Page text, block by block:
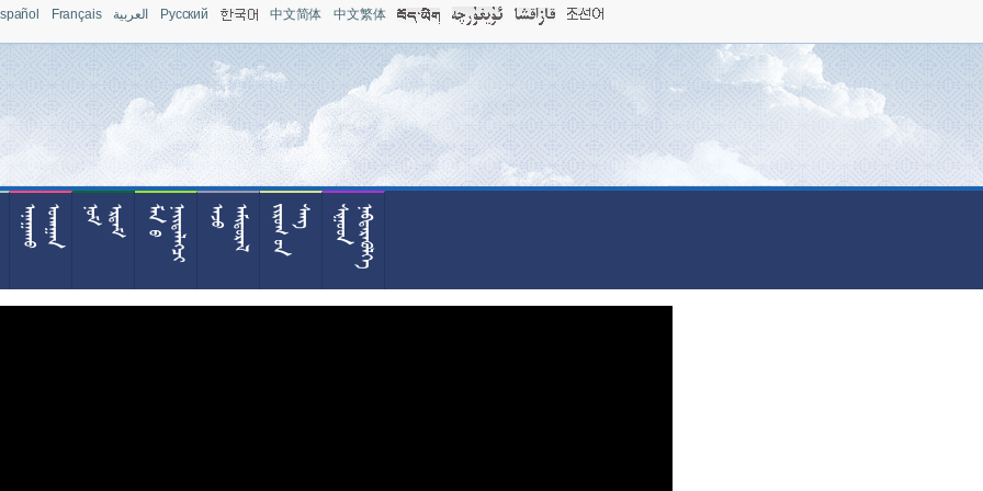
Français العربية Pусский 中文简体 中文繁体











  





  












 








  







 














